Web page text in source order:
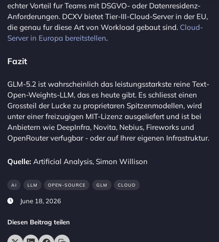
echter Vorteil fur Teams mit DSGVO- oder Datenresidenz-
Anforderungen. DCXV bietet Tier-III-Cloud-Server in der EU,
die genau fur diese Art von Workload gebaut sind. Cloud-
Server in Europa bereitstellen.
Fazit
GLM-5.2 ist wahrscheinlich das leistungsstarkste reine Text-
Open-Weights-LLM, das es heute gibt. Es schliesst einen
Grossteil der Lucke zu proprietaren Spitzenmodellen, wird
unter einer freizugigen MIT-Lizenz ausgeliefert und ist bei
Anbietern wie DeepInfra, Novita, Nebius, Fireworks und
OpenRouter verfugbar - oder auf Ihrer eigenen Infrastruktur.
Quelle: Artificial Analysis, Simon Willison
AI LLM OPEN-SOURCE GLM CLOUD
June 18, 2026
Diesen Beitrag teilen